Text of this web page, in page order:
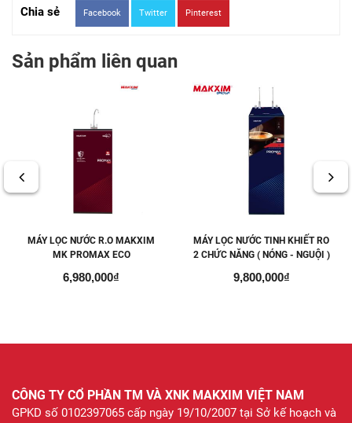
Chia sẻ Facebook Twitter Pinterest
Sản phẩm liên quan
MÁY LỌC NƯỚC R.O MAKXIM
MK PROMAX ECO
6,980,000₫
MÁY LỌC NƯỚC TINH KHIẾT RO
2 CHỨC NĂNG ( NÓNG - NGUỘI )
9,800,000₫
CÔNG TY CỔ PHẦN TM VÀ XNK MAKXIM VIỆT NAM
GPKD số 0102397065 cấp ngày 19/10/2007 tại Sở kế hoạch và